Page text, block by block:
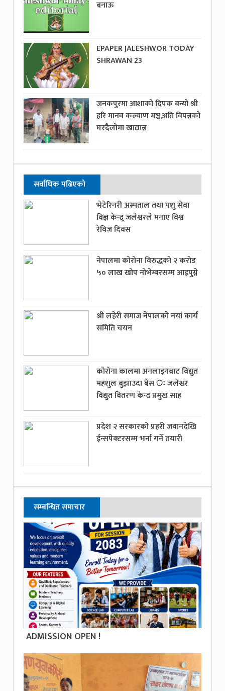
बनाऊ
EPAPER JALESHWOR TODAY
SHRAWAN 23
जनकपुरमा आशाको दिपक बन्यो श्री
हरि मानव कल्याण मञ्च,अति विपन्नको
घरदैलोमा खाद्यान्न
सर्वाधिक पढिएको
भेटेरिनरी अस्पताल तथा पशु सेवा
विज्ञ केन्द्र्र जलेश्वरले मनाए विश्व
रेविज दिवस
नेपालमा कोरोना विरुद्धको २ करोड
५० लाख खोप नोभेम्बरसम्म आइपुग्ने
श्री लहेरी समाज नेपालको नयां कार्य
समिति चयन
कोरोना कालमा अनलाइनबाट विद्युत
महशुल बुझाउदा बेस ः जलेश्वर
विद्युत वितरण केन्द्र प्रमुख साह
प्रदेश २ सरकारको प्रहरी जवानदेखि
ईन्सपेक्टरसम्म भर्ना गर्ने तयारी
सम्बन्धित समाचार
ADMISSION OPEN !